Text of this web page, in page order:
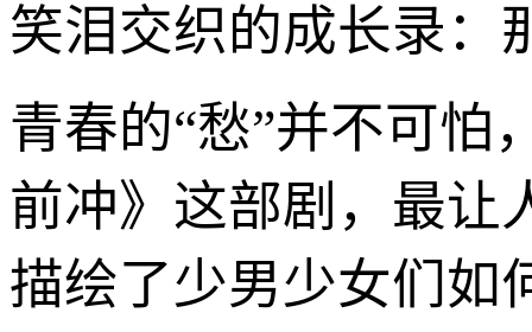
笑泪交织的成长录：
青春的“愁”并不可怕
前冲》这部剧，最让
描绘了少男少女们如